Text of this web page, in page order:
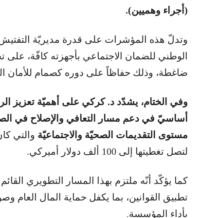
(أجراء وهميين).
وتدلّ هذه المؤشرات على قدرة مديريّة
الوطني للضمان الاجتماعي بأجهزته كافّة، على
ضاغطة، وذلك حفاظاً على دوره كصمام للأمان
وفي الختام، يشدّد د. كركي على أهميّة تعزيز
أساسيّ في دعم مسار التعافي والإصلاح في
مستوى التقديمات الصحيّة والاجتماعيّة والتي
لتصل تغطيتها إلى 100 ألف دولار أميركي.
كما يؤكّد أنّه ملتزم بهذا المسار التطويري
تطبيق القوانين، بما يكفل حماية المال العام
بأداء المؤسسة.